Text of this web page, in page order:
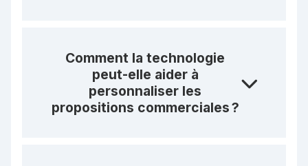
Comment la technologie
peut-elle aider à
personnaliser les
propositions commerciales ?